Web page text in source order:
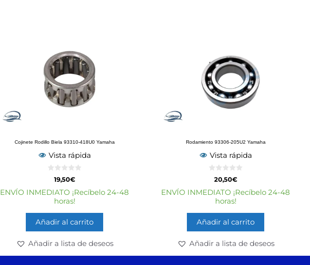
Cojinete Rodillo Biela 93310-418U0 Yamaha
Vista rápida
e
5
19,50€
ENVÍO INMEDIATO ¡Recíbelo 24-48
horas!
Añadir al carrito
Añadir a lista de deseos
Rodamiento 93306-205U2 Yamaha
Vista rápida
e
5
20,50€
ENVÍO INMEDIATO ¡Recíbelo 24-48
horas!
Añadir al carrito
Añadir a lista de deseos